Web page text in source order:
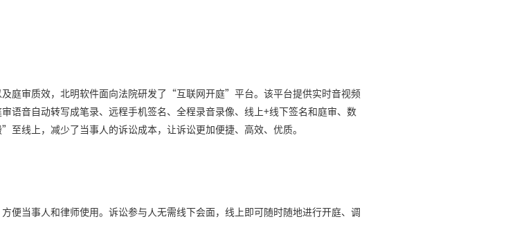
庭审质效，北明软件面向法院研发了“互联网开庭”平台。该平台提供实时音视频
语音自动转写成笔录、远程手机签名、全程录音录像、线上+线下签名和庭审、数
线上，减少了当事人的诉讼成本，让诉讼更加便捷、高效、优质。
便当事人和律师使用。诉讼参与人无需线下会面，线上即可随时随地进行开庭、调